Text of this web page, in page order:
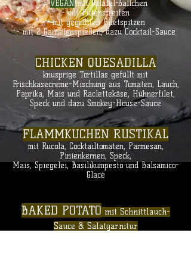
-VEGANmit Falafel-Bällchen
- mit Putenstreifen
- mit gegrillten Filetspitzen
- mit 2 Garnelenspießen, dazu Cocktail-Sauce
​CHICKEN QUESADILLA
knusprige Tortillas gefüllt mit
Frischkäsecreme-Mischung aus Tomaten, Lauch,
Paprika, Mais und Raclettekäse, Hühnerfilet,
Speck und dazu Smokey-House-Sauce
FLAMMKUCHEN RUSTIKAL
mit Rucola, Cocktailtomaten, Parmesan,
Pinienkernen, Speck,
Mais, Spiegelei, Basilikumpesto und Balsamico-
Glacé
BAKED POTATO mit Schnittlauch-
Sauce & Salatgarnitur